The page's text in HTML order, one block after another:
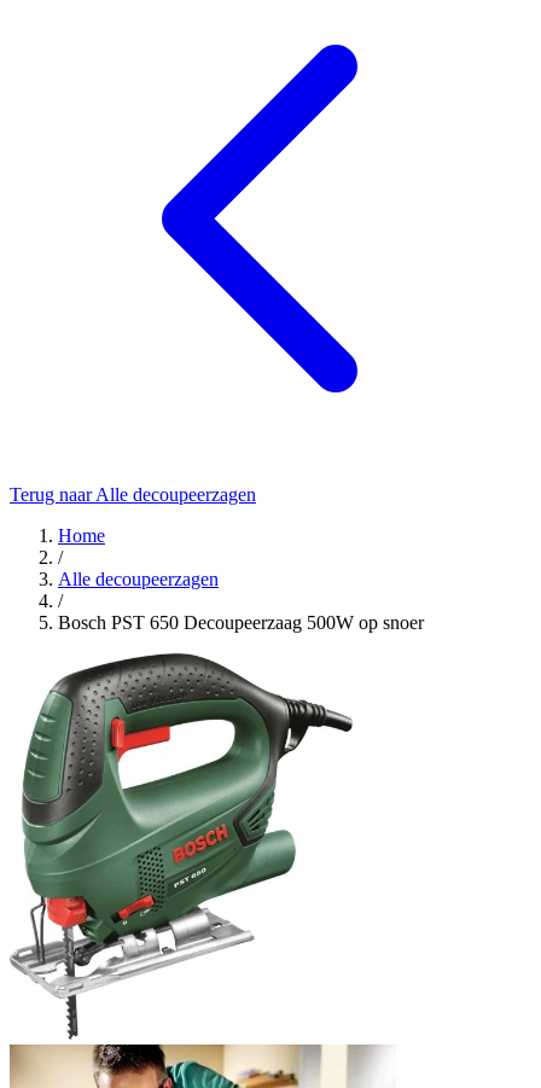
Terug naar Alle decoupeerzagen
Home
/
Alle decoupeerzagen
/
Bosch PST 650 Decoupeerzaag 500W op snoer